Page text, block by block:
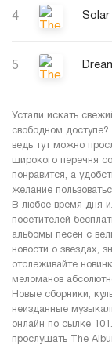
4 Solar
5
Устали искать
свободном
ведь тут можно
широкого перечня
понравится, а
желание
В любое время дня
посетителей
альбомы песен с
новости о звездах,
отслеживайте
меломанов
Новые сборники,
неизданные
онлайн по сылке
прослушать The